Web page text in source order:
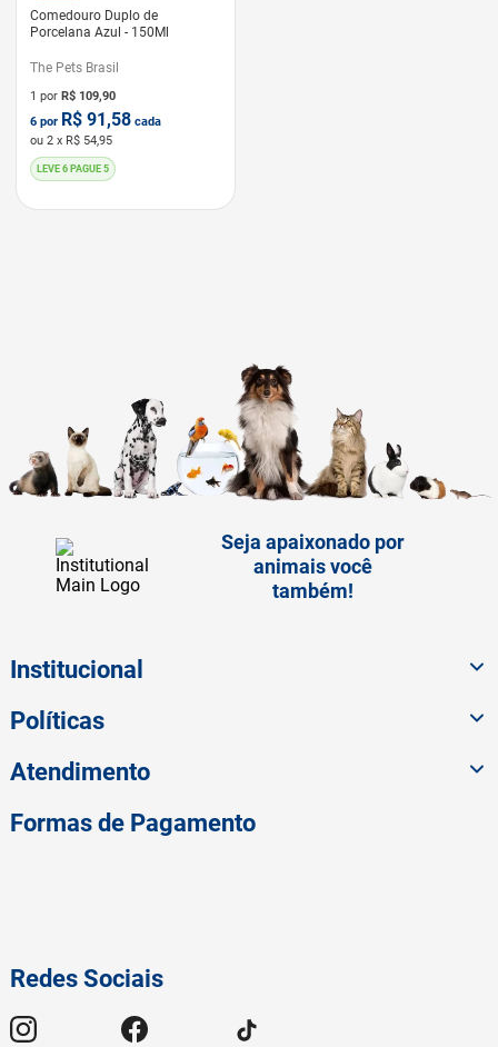
Comedouro Duplo de
Porcelana Azul - 150Ml
The Pets Brasil
1 por R$ 109,90
6 por R$ 91,58 cada
ou 2 x R$ 54,95
LEVE 6 PAGUE 5
Seja apaixonado por
animais você
também!
Institucional
Políticas
Atendimento
Redes Sociais
Formas de Pagamento